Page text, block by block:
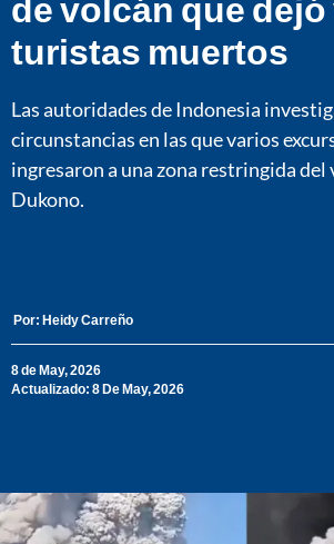
turistas muertos
Las autoridades de Indonesia
circunstancias en las que varios
ingresaron a una zona restringida
Dukono.
Por: Heidy Carreño
8 de May, 2026
Actualizado: 8 De May, 2026